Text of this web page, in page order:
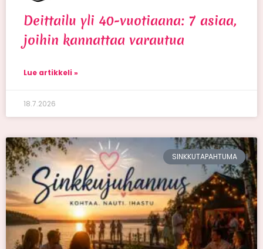
Deittailu yli 40-vuotiaana: 7 asiaa,
joihin kannattaa varautua
Lue artikkeli »
18.7.2026
SINKKUTAPAHTUMA